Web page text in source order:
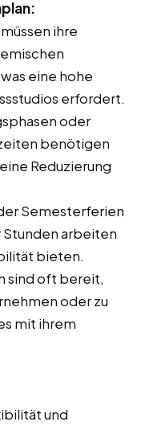
ihre
eine hohe
erfordert.
oder
benötigen
Reduzierung
Semesterferien
arbeiten
bieten.
sind oft bereit,
oder zu
mit ihrem
und